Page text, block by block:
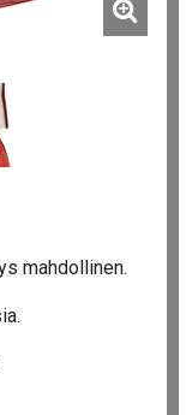
mahdollinen.